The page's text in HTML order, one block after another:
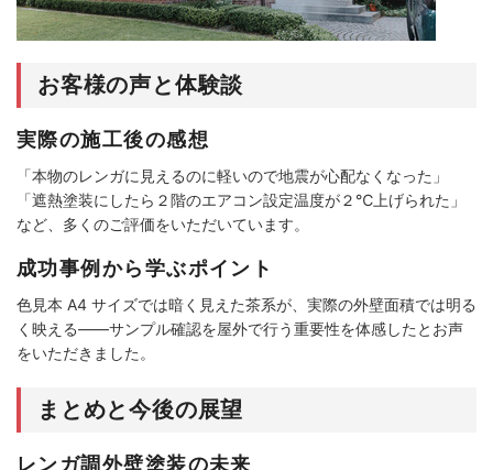
お客様の声と体験談
実際の施工後の感想
「本物のレンガに見えるのに軽いので地震が心配なくなった」
「遮熱塗装にしたら２階のエアコン設定温度が２℃上げられた」
など、多くのご評価をいただいています。
成功事例から学ぶポイント
色見本 A4 サイズでは暗く見えた茶系が、実際の外壁面積では明る
く映える――サンプル確認を屋外で行う重要性を体感したとお声
をいただきました。
まとめと今後の展望
レンガ調外壁塗装の未来